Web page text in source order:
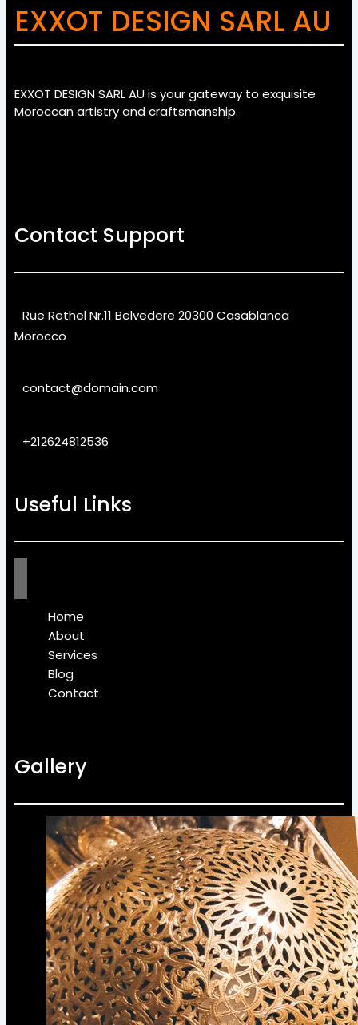
EXXOT DESIGN SARL AU
EXXOT DESIGN SARL AU is your gateway to exquisite
Moroccan artistry and craftsmanship.
Contact Support
Rue Rethel Nr.11 Belvedere 20300 Casablanca
Morocco
contact@domain.com
+212624812536
Useful Links
Home
About
Services
Blog
Contact
Gallery